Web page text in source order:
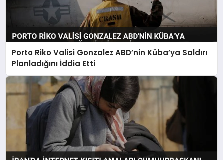
Porto Riko Valisi Gonzalez ABD’nin Küba’ya Saldırı
Planladığını İddia Etti